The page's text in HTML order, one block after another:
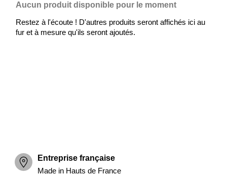
Aucun produit disponible pour le moment
Restez à l'écoute ! D'autres produits seront affichés ici au
fur et à mesure qu'ils seront ajoutés.
Entreprise française
Made in Hauts de France